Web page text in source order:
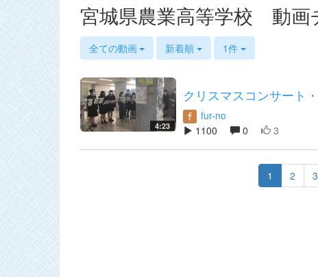
宮城県農業高等学校 動画
全ての動画 新着順 1件
4:23
クリスマスコンサート
fur-no
1100
0 3
1 2 3